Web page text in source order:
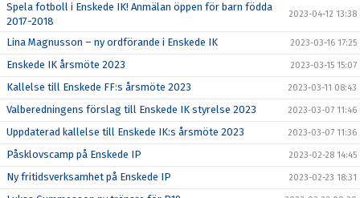
Spela fotboll i Enskede IK! Anmälan öppen för barn födda
2017-2018
2023-04-12 13:38
Lina Magnusson – ny ordförande i Enskede IK 2023-03-16 17:25
Enskede IK årsmöte 2023 2023-03-15 15:07
Kallelse till Enskede FF:s årsmöte 2023 2023-03-11 08:43
Valberedningens förslag till Enskede IK styrelse 2023 2023-03-07 11:46
Uppdaterad kallelse till Enskede IK:s årsmöte 2023 2023-03-07 11:36
Påsklovscamp på Enskede IP 2023-02-28 14:45
Ny fritidsverksamhet på Enskede IP 2023-02-23 18:31